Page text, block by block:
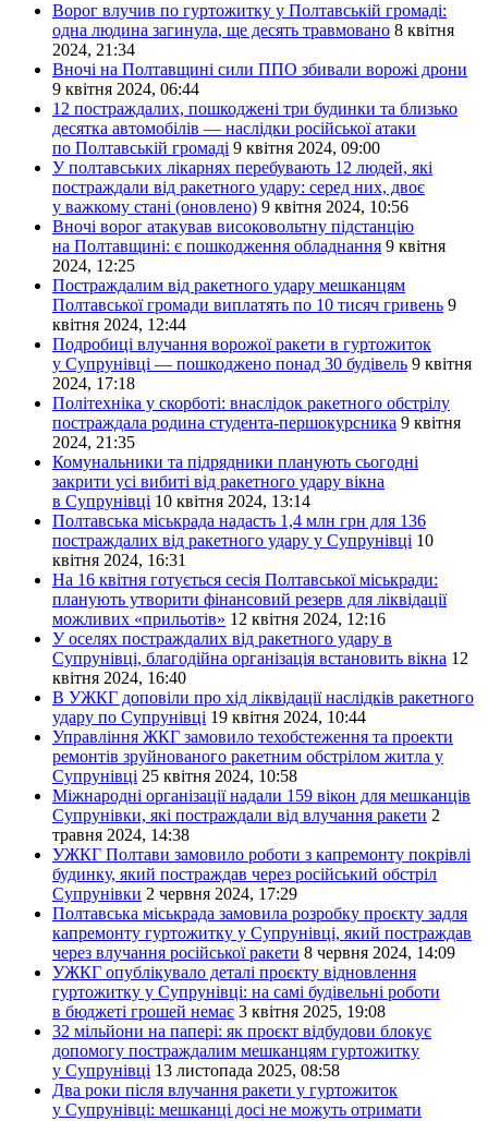
Ворог влучив по гуртожитку у Полтавській громаді:
одна людина загинула, ще десять травмовано 8 квітня
2024, 21:34
Вночі на Полтавщині сили ППО збивали ворожі дрони
9 квітня 2024, 06:44
12 постраждалих, пошкоджені три будинки та близько
десятка автомобілів — наслідки російської атаки
по Полтавській громаді 9 квітня 2024, 09:00
У полтавських лікарнях перебувають 12 людей, які
постраждали від ракетного удару: серед них, двоє
у важкому стані (оновлено) 9 квітня 2024, 10:56
Вночі ворог атакував високовольтну підстанцію
на Полтавщині: є пошкодження обладнання 9 квітня
2024, 12:25
Постраждалим від ракетного удару мешканцям
Полтавської громади виплатять по 10 тисяч гривень 9
квітня 2024, 12:44
Подробиці влучання ворожої ракети в гуртожиток
у Супрунівці — пошкоджено понад 30 будівель 9 квітня
2024, 17:18
Політехніка у скорботі: внаслідок ракетного обстрілу
постраждала родина студента-першокурсника 9 квітня
2024, 21:35
Комунальники та підрядники планують сьогодні
закрити усі вибиті від ракетного удару вікна
в Супрунівці 10 квітня 2024, 13:14
Полтавська міськрада надасть 1,4 млн грн для 136
постраждалих від ракетного удару у Супрунівці 10
квітня 2024, 16:31
На 16 квітня готується сесія Полтавської міськради:
планують утворити фінансовий резерв для ліквідації
можливих «прильотів» 12 квітня 2024, 12:16
У оселях постраждалих від ракетного удару в
Супрунівці, благодійна організація встановить вікна 12
квітня 2024, 16:40
В УЖКГ доповіли про хід ліквідації наслідків ракетного
удару по Супрунівці 19 квітня 2024, 10:44
Управління ЖКГ замовило техобстеження та проекти
ремонтів зруйнованого ракетним обстрілом житла у
Супрунівці 25 квітня 2024, 10:58
Міжнародні організації надали 159 вікон для мешканців
Супрунівки, які постраждали від влучання ракети 2
травня 2024, 14:38
УЖКГ Полтави замовило роботи з капремонту покрівлі
будинку, який постраждав через російський обстріл
Супрунівки 2 червня 2024, 17:29
Полтавська міськрада замовила розробку проєкту задля
капремонту гуртожитку у Супрунівці, який постраждав
через влучання російської ракети 8 червня 2024, 14:09
УЖКГ опублікувало деталі проєкту відновлення
гуртожитку у Супрунівці: на самі будівельні роботи
в бюджеті грошей немає 3 квітня 2025, 19:08
32 мільйони на папері: як проєкт відбудови блокує
допомогу постраждалим мешканцям гуртожитку
у Супрунівці 13 листопада 2025, 08:58
Два роки після влучання ракети у гуртожиток
у Супрунівці: мешканці досі не можуть отримати